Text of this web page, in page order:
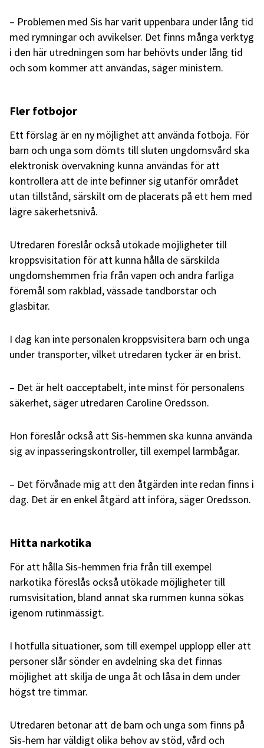
– Problemen med Sis har varit uppenbara under lång tid
med rymningar och avvikelser. Det finns många verktyg
i den här utredningen som har behövts under lång tid
och som kommer att användas, säger ministern.
Fler fotbojor
Ett förslag är en ny möjlighet att använda fotboja. För
barn och unga som dömts till sluten ungdomsvård ska
elektronisk övervakning kunna användas för att
kontrollera att de inte befinner sig utanför området
utan tillstånd, särskilt om de placerats på ett hem med
lägre säkerhetsnivå.
Utredaren föreslår också utökade möjligheter till
kroppsvisitation för att kunna hålla de särskilda
ungdomshemmen fria från vapen och andra farliga
föremål som rakblad, vässade tandborstar och
glasbitar.
I dag kan inte personalen kroppsvisitera barn och unga
under transporter, vilket utredaren tycker är en brist.
– Det är helt oacceptabelt, inte minst för personalens
säkerhet, säger utredaren Caroline Oredsson.
Hon föreslår också att Sis-hemmen ska kunna använda
sig av inpasseringskontroller, till exempel larmbågar.
– Det förvånade mig att den åtgärden inte redan finns i
dag. Det är en enkel åtgärd att införa, säger Oredsson.
Hitta narkotika
För att hålla Sis-hemmen fria från till exempel
narkotika föreslås också utökade möjligheter till
rumsvisitation, bland annat ska rummen kunna sökas
igenom rutinmässigt.
I hotfulla situationer, som till exempel upplopp eller att
personer slår sönder en avdelning ska det finnas
möjlighet att skilja de unga åt och låsa in dem under
högst tre timmar.
Utredaren betonar att de barn och unga som finns på
Sis-hem har väldigt olika behov av stöd, vård och